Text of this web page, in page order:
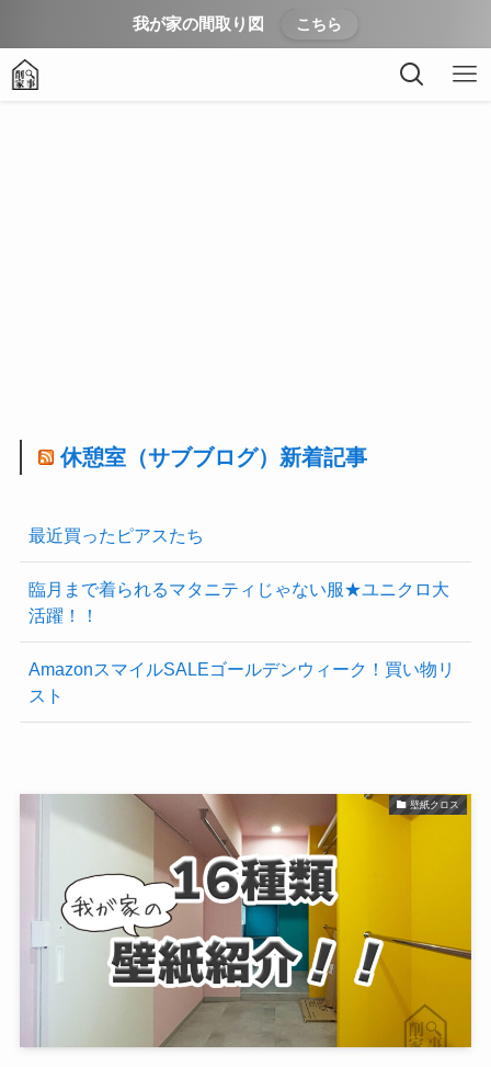
我が家の間取り図 こちら
休憩室（サブブログ）新着記事
最近買ったピアスたち
臨月まで着られるマタニティじゃない服★ユニクロ大
活躍！！
AmazonスマイルSALEゴールデンウィーク！買い物リ
スト
壁紙クロス